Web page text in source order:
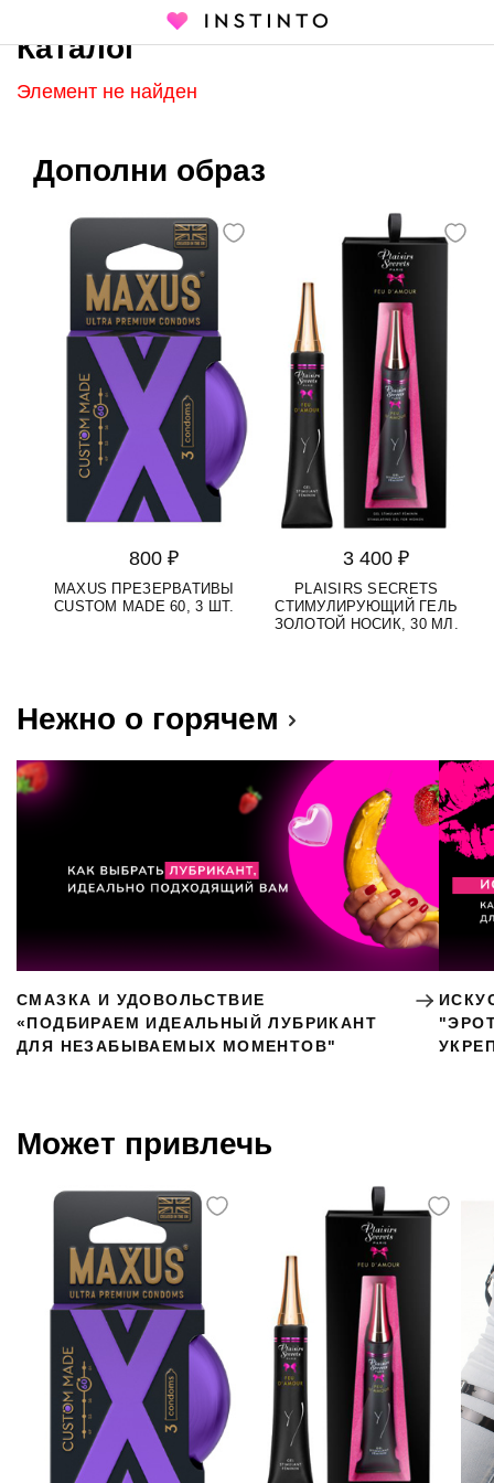
Каталог
Каталог
Элемент не найден
Дополни образ
800 ₽
MAXUS ПРЕЗЕРВАТИВЫ
CUSTOM MADE 60, 3 ШТ.
3 400 ₽
PLAISIRS SECRETS
СТИМУЛИРУЮЩИЙ ГЕЛЬ
ЗОЛОТОЙ НОСИК, 30 МЛ.
Нежно о горячем
СМАЗКА И УДОВОЛЬСТВИЕ
«ПОДБИРАЕМ ИДЕАЛЬНЫЙ ЛУБРИКАНТ
ДЛЯ НЕЗАБЫВАЕМЫХ МОМЕНТОВ"
Может привлечь